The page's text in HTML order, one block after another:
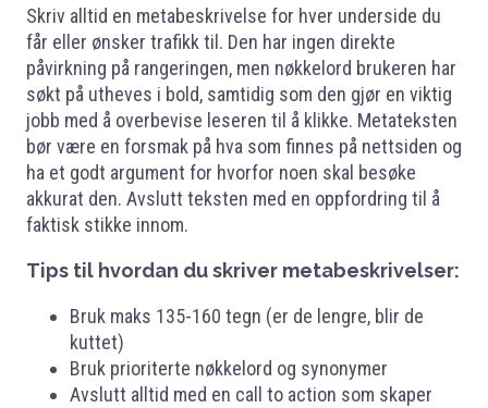
Skriv alltid en metabeskrivelse for hver underside du
får eller ønsker trafikk til. Den har ingen direkte
påvirkning på rangeringen, men nøkkelord brukeren har
søkt på utheves i bold, samtidig som den gjør en viktig
jobb med å overbevise leseren til å klikke. Metateksten
bør være en forsmak på hva som finnes på nettsiden og
ha et godt argument for hvorfor noen skal besøke
akkurat den. Avslutt teksten med en oppfordring til å
faktisk stikke innom.
Tips til hvordan du skriver metabeskrivelser:
Bruk maks 135-160 tegn (er de lengre, blir de
kuttet)
Bruk prioriterte nøkkelord og synonymer
Avslutt alltid med en call to action som skaper